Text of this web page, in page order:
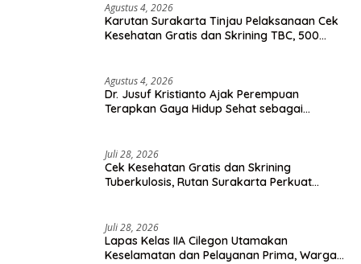
Agustus 4, 2026
Karutan Surakarta Tinjau Pelaksanaan Cek
Kesehatan Gratis dan Skrining TBC, 500
Agustus 4, 2026
Dr. Jusuf Kristianto Ajak Perempuan
Terapkan Gaya Hidup Sehat sebagai
Juli 28, 2026
Cek Kesehatan Gratis dan Skrining
Tuberkulosis, Rutan Surakarta Perkuat
Juli 28, 2026
Lapas Kelas IIA Cilegon Utamakan
Keselamatan dan Pelayanan Prima, Warga